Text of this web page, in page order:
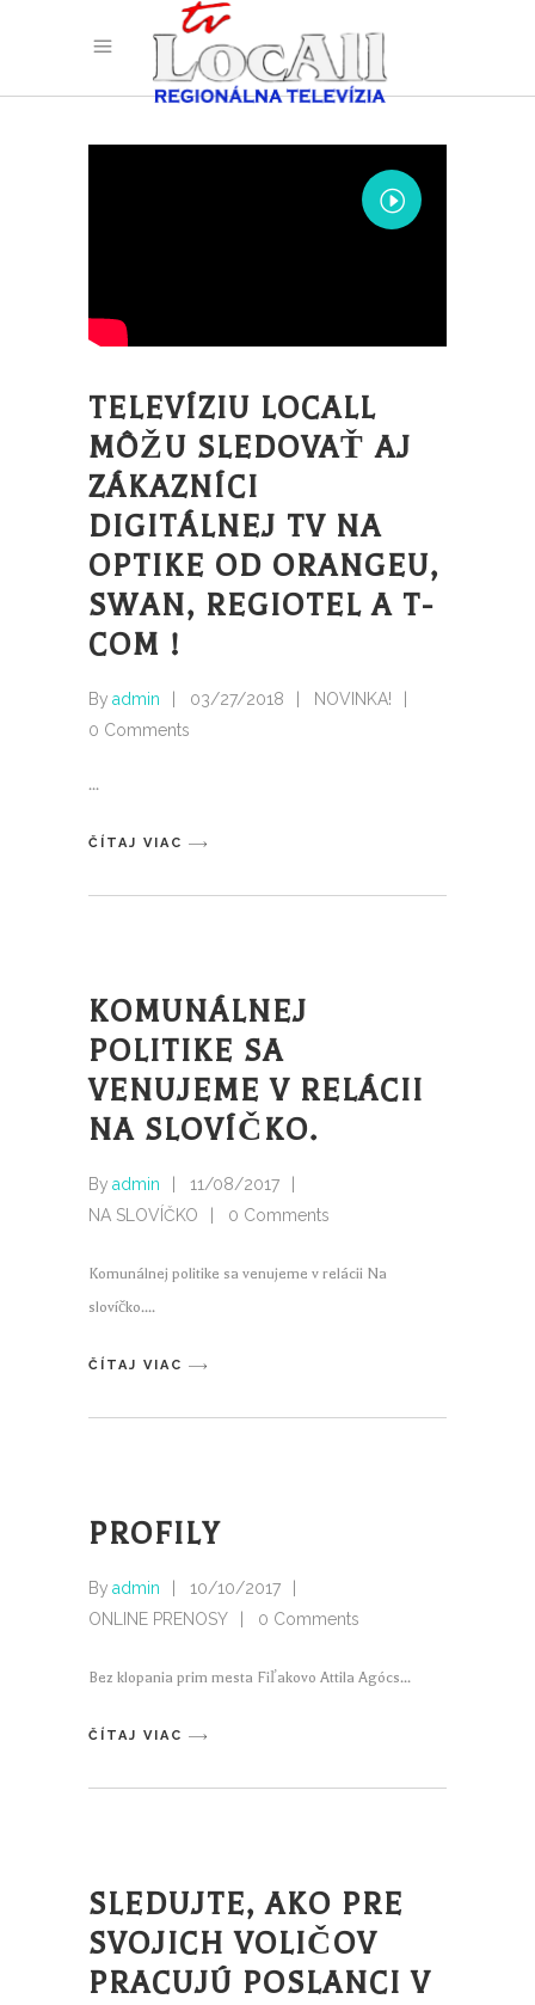
TELEVÍZIU LOCALL
MÔŽU SLEDOVAŤ AJ
ZÁKAZNÍCI
DIGITÁLNEJ TV NA
OPTIKE OD ORANGEU,
SWAN, REGIOTEL A T-
COM !
By admin 03/27/2018
NOVINKA!
0 Comments
ČÍTAJ VIAC
KOMUNÁLNEJ
POLITIKE SA
VENUJEME V RELÁCII
NA SLOVÍČKO.
By admin
11/08/2017
NA SLOVÍČKO
0 Comments
Komunálnej politike sa venujeme v relácii Na
slovíčko.
ČÍTAJ VIAC
PROFILY
By admin
10/10/2017
ONLINE PRENOSY
0 Comments
Bez klopania prim mesta Fiľakovo Attila Agócs
ČÍTAJ VIAC
SLEDUJTE, AKO PRE
SVOJICH VOLIČOV
PRACUJÚ POSLANCI V